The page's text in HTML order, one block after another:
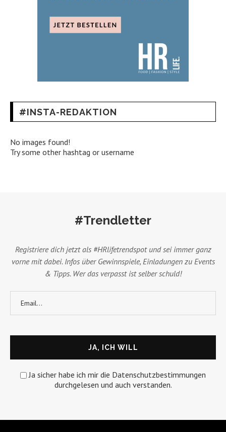
#INSTA-REDAKTION
No images found!
Try some other hashtag or username
#Trendletter
Registriere dich jetzt als #HRlifetrendspot und sei immer ganz
vorne mit dabei. Infos über Gewinnspiele, Einladungen zu Events
& Tipps. Wer das verpasst ist selber schuld!
Ja sicher habe ich mir die Datenschutzbestimmungen
durchgelesen und auch verstanden.